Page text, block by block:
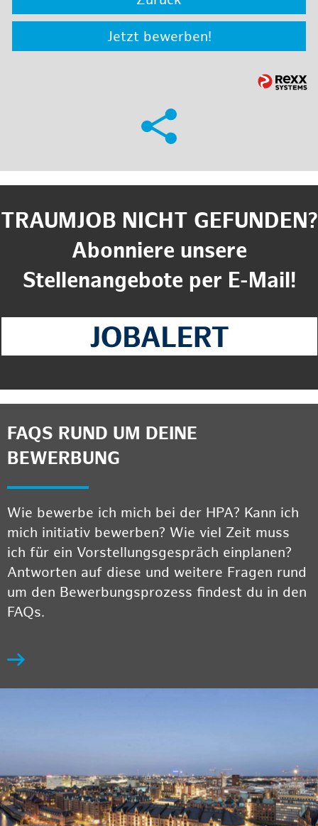
Jetzt bewerben!
TRAUMJOB NICHT GEFUNDEN?
Abonniere unsere
Stellenangebote per E-Mail!
FAQS RUND UM DEINE
BEWERBUNG
Wie bewerbe ich mich bei der HPA? Kann ich
mich initiativ bewerben? Wie viel Zeit muss
ich für ein Vorstellungsgespräch einplanen?
Antworten auf diese und weitere Fragen rund
um den Bewerbungsprozess findest du in den
FAQs.